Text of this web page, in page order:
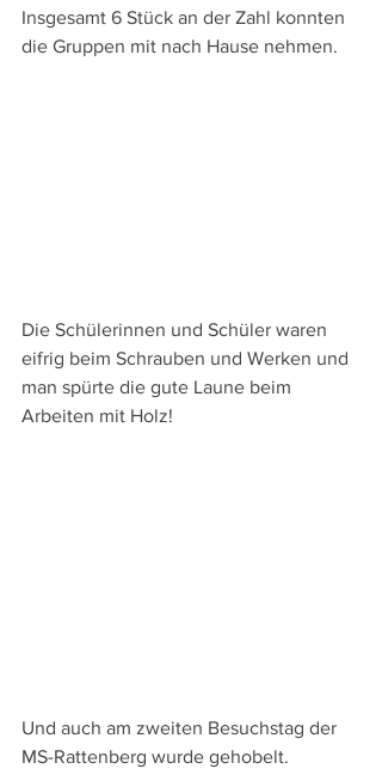
Insgesamt 6 Stück an der Zahl konnten
die Gruppen mit nach Hause nehmen.
Die Schülerinnen und Schüler waren
eifrig beim Schrauben und Werken und
man spürte die gute Laune beim
Arbeiten mit Holz!
Und auch am zweiten Besuchstag der
MS-Rattenberg wurde gehobelt.